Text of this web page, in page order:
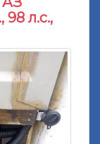
98 л.с.,